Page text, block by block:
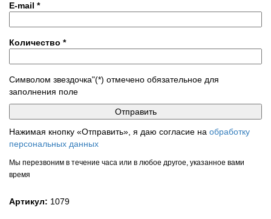
E-mail *
Количество *
Символом звездочка"(*) отмечено обязательное для
заполнения поле
Нажимая кнопку «Отправить», я даю согласие на обработку
персональных данных
Мы перезвоним в течение часа или в любое другое, указанное вами
время
Артикул: 1079